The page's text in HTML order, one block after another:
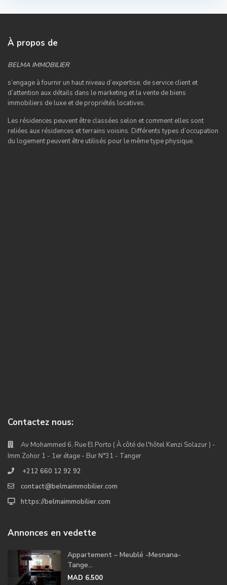
À propos de
BELMA IMMOBILIER
s’engage à fournir un haut niveau d’expertise, de service client et
d’attention aux détails dans le marketing et la vente de biens
immobiliers de luxe et de propriétés locatives.
Les résidences peuvent être classées selon et comment elles sont
reliées aux résidences et terrains voisins. Différents types d’occupation
du logement peuvent être utilisés pour le même type physique.
Contactez nous:
Av Mohammed 6, Rue El Porto ( À côté de l'hôtel Kenzi Solazur ) -
Imm Zohor 1 - 1er étage - Bur N°31 - Tanger
+212 660 12 92 92
contact@belmaimmobilier.com
https://belmaimmobilier.com
Annonces en vedette
Appartement – Meublé -Mesnana-
Tange...
MAD 6.500